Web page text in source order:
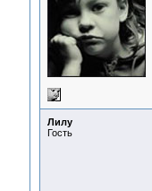
Лилу
Гость